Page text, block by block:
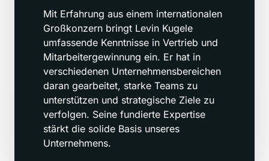
Mit Erfahrung aus einem internationalen
Großkonzern bringt Levin Kugele
umfassende Kenntnisse in Vertrieb und
Mitarbeitergewinnung ein. Er hat in
verschiedenen Unternehmensbereichen
daran gearbeitet, starke Teams zu
unterstützen und strategische Ziele zu
verfolgen. Seine fundierte Expertise
stärkt die solide Basis unseres
Unternehmens.